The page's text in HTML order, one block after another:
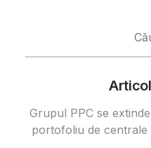
Grupul PPC se
portofoliu de centrale